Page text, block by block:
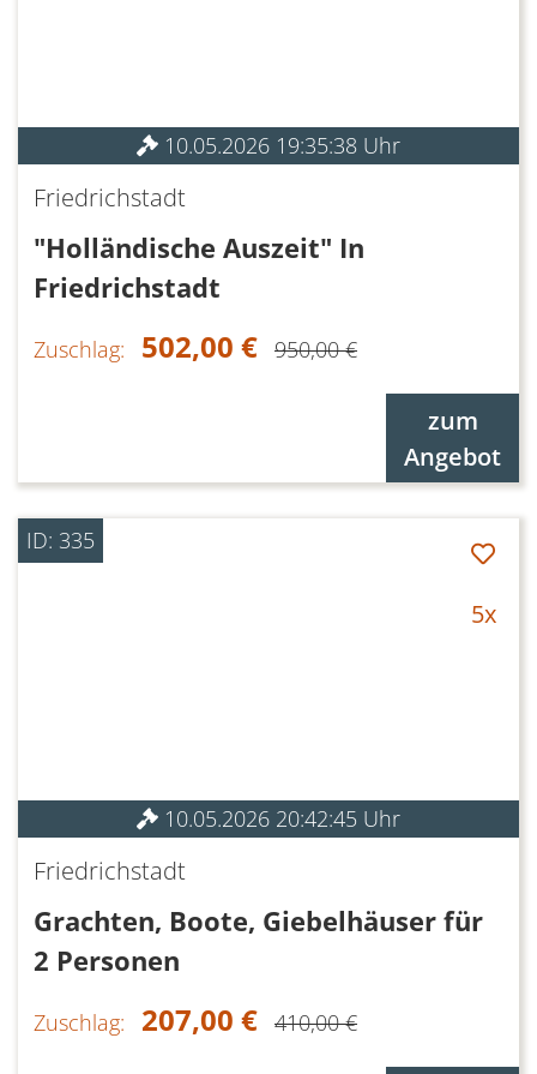
10.05.2026 19:35:38 Uhr
Friedrichstadt
"Holländische Auszeit" In
Friedrichstadt
Zuschlag: 502,00 € 950,00 €
zum
Angebot
ID: 335
5x
10.05.2026 20:42:45 Uhr
Friedrichstadt
Grachten, Boote, Giebelhäuser für
2 Personen
Zuschlag: 207,00 € 410,00 €